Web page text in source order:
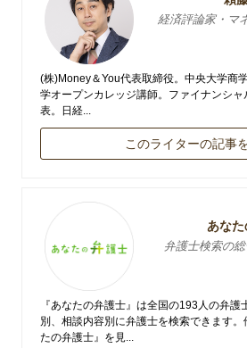
経済評論家・マ
(株)Money＆You代表取締役。中央大学商
学オープンカレッジ講師。ファイナンシ
表。日経...
このライターの記事
あな
弁護士検索の
『あなたの弁護士』は全国の193人の弁護
別、相談内容別に弁護士を検索できます
たの弁護士』を見...